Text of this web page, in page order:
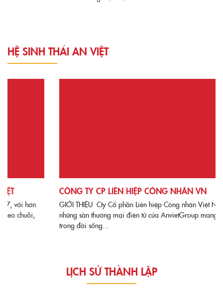
HỆ SINH THÁI AN VIỆT
CÔNG TY CP LIÊN HIỆP CÔNG NHÂN VN
GIỚI THIỆU Cty Cổ phần Liên hiệp Công nhân Việt Nam là 1 trong
những sàn thương mại điện tử của AnvietGroup mang tầm quan trọng
trong đời sống...
LỊCH SỬ THÀNH LẬP